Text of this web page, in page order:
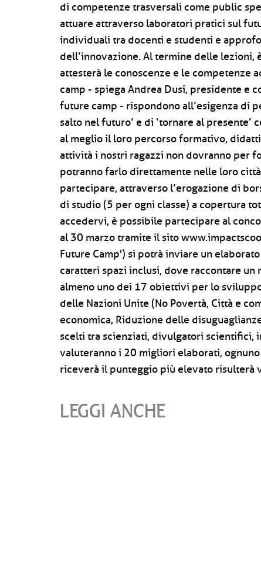
di competenze trasversali come public
attuare attraverso laboratori pratici sul
individuali tra docenti e studenti e
dell’innovazione. Al termine delle lezioni,
attesterà le conoscenze e le competenze
camp - spiega Andrea Dusi, presidente e
future camp - rispondono all’esigenza di
salto nel futuro’ e di ‘tornare al
al meglio il loro percorso formativo,
attività i nostri ragazzi non dovranno per
potranno farlo direttamente nelle loro
partecipare, attraverso l’erogazione di
di studio (5 per ogni classe) a copertura
accedervi, è possibile partecipare al
al 30 marzo tramite il sito
Future Camp') si potrà inviare un
caratteri spazi inclusi, dove raccontare
almeno uno dei 17 obiettivi per lo
delle Nazioni Unite (No Povertà, Città e
economica, Riduzione delle
scelti tra scienziati, divulgatori
valuteranno i 20 migliori elaborati,
riceverà il punteggio più elevato risulterà
LEGGI ANCHE